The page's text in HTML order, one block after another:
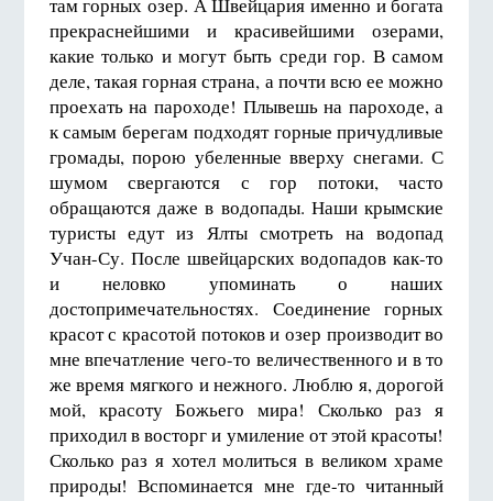
прекраснейшими и красивейшими озерами,
какие только и могут быть среди гор. В самом
деле, такая горная страна, а почти всю ее можно
проехать на пароходе! Плывешь на пароходе, а
к самым берегам подходят горные причудливые
громады, порою убеленные вверху снегами. С
шумом свергаются с гор потоки, часто
обращаются даже в водопады. Наши крымские
туристы едут из Ялты смотреть на водопад
Учан-Су. После швейцарских водопадов как-то
и неловко упоминать о наших
достопримечательностях. Соединение горных
красот с красотой потоков и озер производит во
мне впечатление чего-то величественного и в то
же время мягкого и нежного. Люблю я, дорогой
мой, красоту Божьего мира! Сколько раз я
приходил в восторг и умиление от этой красоты!
Сколько раз я хотел молиться в великом храме
природы! Вспоминается мне где-то читанный